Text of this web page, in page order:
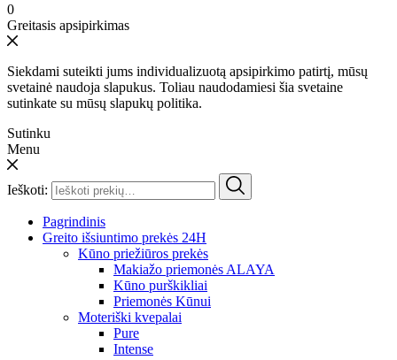
0
Greitasis apsipirkimas
Siekdami suteikti jums individualizuotą apsipirkimo patirtį, mūsų
svetainė naudoja slapukus. Toliau naudodamiesi šia svetaine
sutinkate su mūsų slapukų politika.
Sutinku
Menu
Ieškoti:
Pagrindinis
Greito išsiuntimo prekės 24H
Kūno priežiūros prekės
Makiažo priemonės ALAYA
Kūno purškikliai
Priemonės Kūnui
Moteriški kvepalai
Pure
Intense